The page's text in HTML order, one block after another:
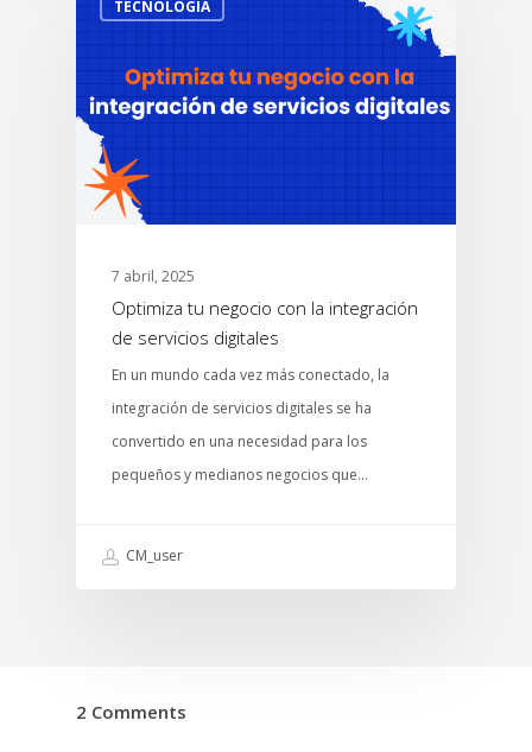
TECNOLOGÍA
7 abril, 2025
Optimiza tu negocio con la integración
de servicios digitales
En un mundo cada vez más conectado, la
integración de servicios digitales se ha
convertido en una necesidad para los
pequeños y medianos negocios que…
CM_user
2 Comments